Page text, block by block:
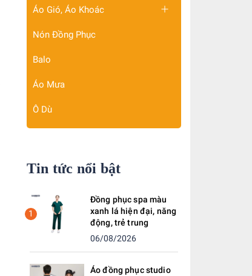
Áo Gió, Áo Khoác
Nón Đồng Phục
Balo
Áo Mưa
Ô Dù
Tin tức nổi bật
1
Đồng phục spa màu
xanh lá hiện đại, năng
động, trẻ trung
06/08/2026
Áo đồng phục studio